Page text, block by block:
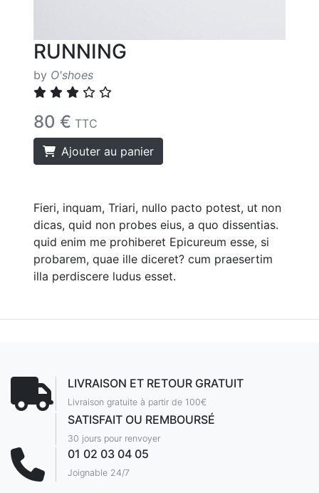
RUNNING
by O'shoes
80 € TTC
Ajouter au panier
Fieri, inquam, Triari, nullo pacto potest, ut non
dicas, quid non probes eius, a quo dissentias.
quid enim me prohiberet Epicureum esse, si
probarem, quae ille diceret? cum praesertim
illa perdiscere ludus esset.
LIVRAISON ET RETOUR GRATUIT
Livraison gratuite à partir de 100€
SATISFAIT OU REMBOURSÉ
30 jours pour renvoyer
01 02 03 04 05
Joignable 24/7